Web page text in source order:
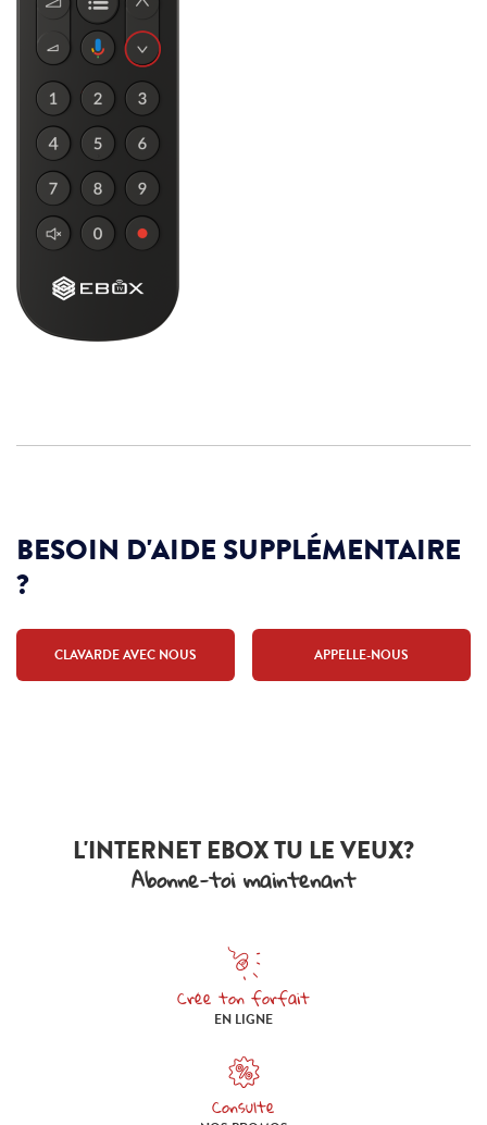
BESOIN D'AIDE SUPPLÉMENTAIRE
?
CLAVARDE AVEC NOUS APPELLE-NOUS
L'INTERNET EBOX TU LE VEUX?
Abonne-toi maintenant
Crée ton forfait
Crée ton forfait en ligne
EN LIGNE
Consulte